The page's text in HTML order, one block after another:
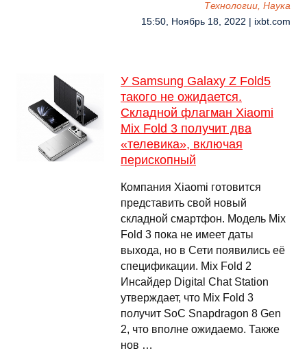
Технологии, Наука
15:50, Ноябрь 18, 2022 | ixbt.com
У Samsung Galaxy Z Fold5
такого не ожидается.
Складной флагман Xiaomi
Mix Fold 3 получит два
«телевика», включая
перископный
Компания Xiaomi готовится
представить свой новый
складной смартфон. Модель Mix
Fold 3 пока не имеет даты
выхода, но в Сети появились её
спецификации. Mix Fold 2
Инсайдер Digital Chat Station
утверждает, что Mix Fold 3
получит SoC Snapdragon 8 Gen
2, что вполне ожидаемо. Также
нов …